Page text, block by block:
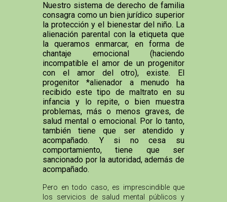
Nuestro sistema de derecho de familia
consagra como un bien jurídico superior
la protección y el bienestar del niño. La
alienación parental con la etiqueta que
la queramos enmarcar, en forma de
chantaje emocional (haciendo
incompatible el amor de un progenitor
con el amor del otro), existe. El
progenitor *alienador a menudo ha
recibido este tipo de maltrato en su
infancia y lo repite, o bien muestra
problemas, más o menos graves, de
salud mental o emocional. Por lo tanto,
también tiene que ser atendido y
acompañado. Y si no cesa su
comportamiento, tiene que ser
sancionado por la autoridad, además de
acompañado.
Pero en todo caso, es imprescindible que
los servicios de salud mental públicos y